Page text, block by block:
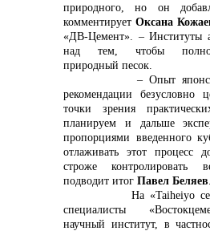
природного, но он
комментирует Оксана
«ДВ-Цемент». – Институты
над тем, чтобы
природный песок.
– Опыт японских
рекомендации
точки зрения
планируем и дальше
пропорциями введенного
отлаживать этот процесс
строже контролировать
подводит итог Павел Беляев.
На «Taiheiyo
специалисты
научный институт, в